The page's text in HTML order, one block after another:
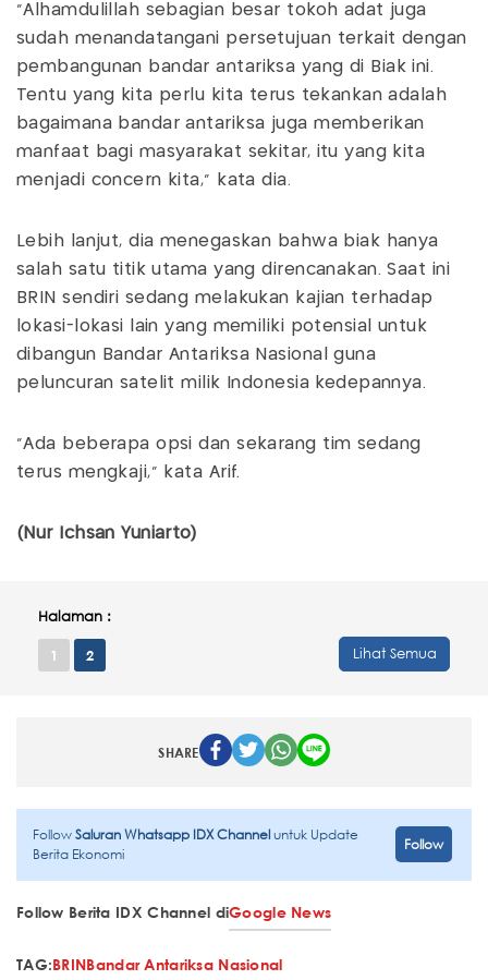
“Alhamdulillah sebagian besar tokoh adat juga
sudah menandatangani persetujuan terkait dengan
pembangunan bandar antariksa yang di Biak ini.
Tentu yang kita perlu kita terus tekankan adalah
bagaimana bandar antariksa juga memberikan
manfaat bagi masyarakat sekitar, itu yang kita
menjadi concern kita,” kata dia.
Lebih lanjut, dia menegaskan bahwa biak hanya
salah satu titik utama yang direncanakan. Saat ini
BRIN sendiri sedang melakukan kajian terhadap
lokasi-lokasi lain yang memiliki potensial untuk
dibangun Bandar Antariksa Nasional guna
peluncuran satelit milik Indonesia kedepannya.
“Ada beberapa opsi dan sekarang tim sedang
terus mengkaji,” kata Arif.
(Nur Ichsan Yuniarto)
Halaman :
1 2 Lihat Semua
SHARE
FollowSaluran Whatsapp IDX Channeluntuk Update
Berita Ekonomi
Follow
Follow Berita IDX Channel diGoogle News
TAG:BRINBandar Antariksa Nasional